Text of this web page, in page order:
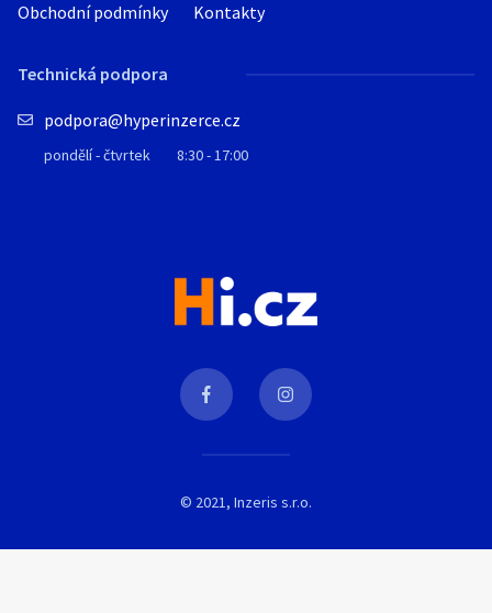
Obchodní podmínky
Kontakty
Technická podpora
podpora@hyperinzerce.cz
pondělí - čtvrtek 8:30 - 17:00
© 2021, Inzeris s.r.o.